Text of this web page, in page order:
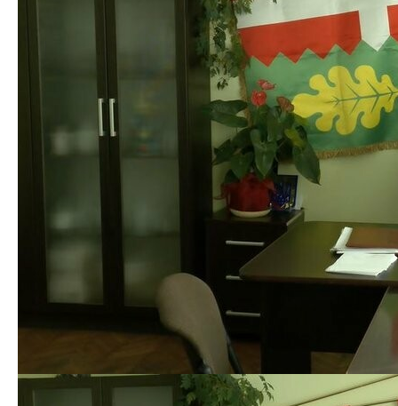
Зі слів жінки, нині у будинку проживає вона,
восьмеро її повнолітніх дітей та онук. Донька
Джаніни Череп — Оксана Компанієць та її син зараз
проживають у будинку, зя кого їх хочуть виселити
разом із матір’ю. Зі слів Оксани, — міська рада
пропонує гірші умови проживання.
«Пропонуються однокімнатну квартиру, газове,
пічне опалення і не факт як заселять, що через
тиждень не прийдуть і не скажуть, що непридатне
житло і скажуть — шукай квартиру», — побоюється
Оксана Компанієць.
З 22 листопада у будинку, де був будинок сімейного
типу Черепів, відключили світло. Родину попередили